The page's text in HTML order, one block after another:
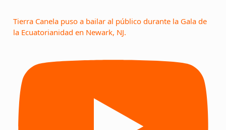
Tierra Canela puso a bailar al público durante la Gala de
la Ecuatorianidad en Newark, NJ.